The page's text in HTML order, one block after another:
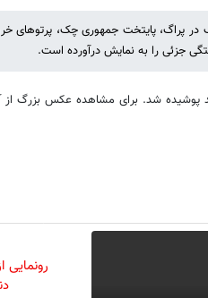
در پراگ، پایتخت جمهوری چک،
جزئی را به نمایش درآورده است.